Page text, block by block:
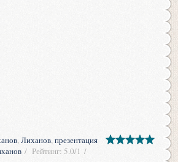
,Лиханов,презентация
Рейтинг: 5.0/1